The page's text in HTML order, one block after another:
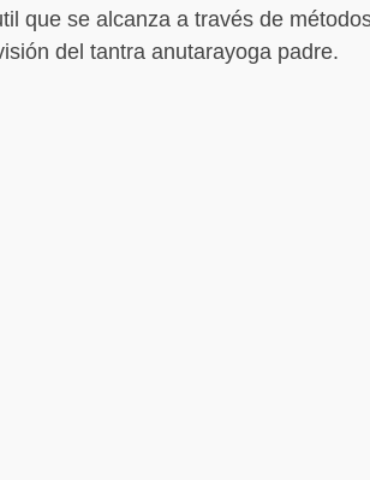
que se alcanza a través de
del tantra anutarayoga padre.